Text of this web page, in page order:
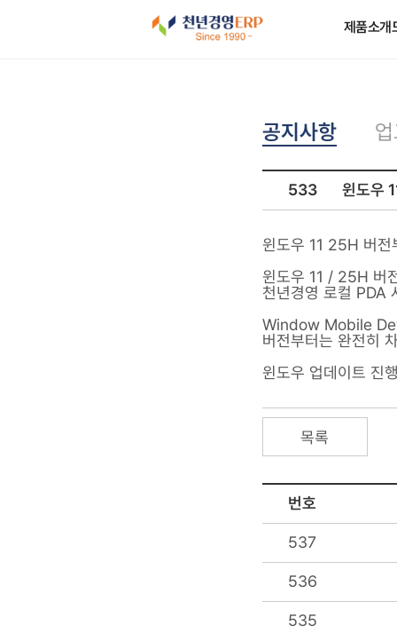
제품소개
공지사항
533 윈도우
윈도우 11 25H 버
윈도우 11 / 25H 버
천년경영 로컬 PDA
Window Mobile
버전부터는 완전히
윈도우 업데이트 진
목록
번호
537
536
535